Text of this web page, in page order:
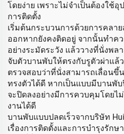
โดยง่าย เพราะไม่จำเป็นต้องใช้
การติดตั้ง
เริ่มต้นกระบวนการด้วยการคลา
ออกหากยังคงติดอยู่ จากนั้นทำค
อย่างระมัดระวัง แล้ววางที่นั่งพ
จับตัวบานพับให้ตรงกับรูตัวผ่าแล้
ตรวจสอบว่าที่นั่งสามารถเลื่อนขึ้
ทรงตัวได้ดี หากเป็นแบบมีบานพั
จะปิดลงอย่างมีการควบคุมโดยไ
งานได้ดี
บานพับแบบปลดเร็วจากบริษัท
เรื่องการติดตั้งและการบำรุงรัก